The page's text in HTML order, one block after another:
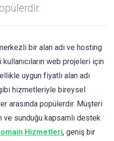
bir alan adı ve hosting
web projeleri için
uygun fiyatlı alan adı
hizmetleriyle bireysel
arasında popülerdir. Müşteri
sunduğu kapsamlı destek
Hizmetleri, geniş bir